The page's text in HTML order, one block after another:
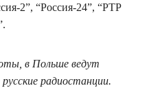
2”, “Россия-24”, “РТР
в Польше ведут
радиостанции.